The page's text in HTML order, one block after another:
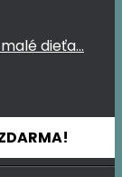
dieťa…